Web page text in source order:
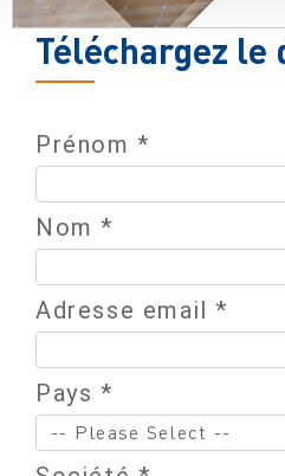
Téléchargez le
Prénom *
Nom *
Adresse email *
Pays *